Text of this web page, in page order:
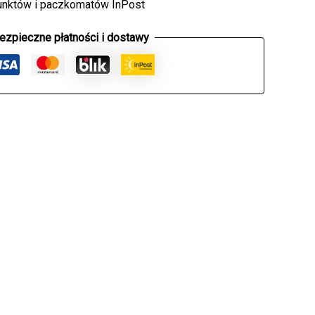
i paczkomatów InPost
płatności i dostawy